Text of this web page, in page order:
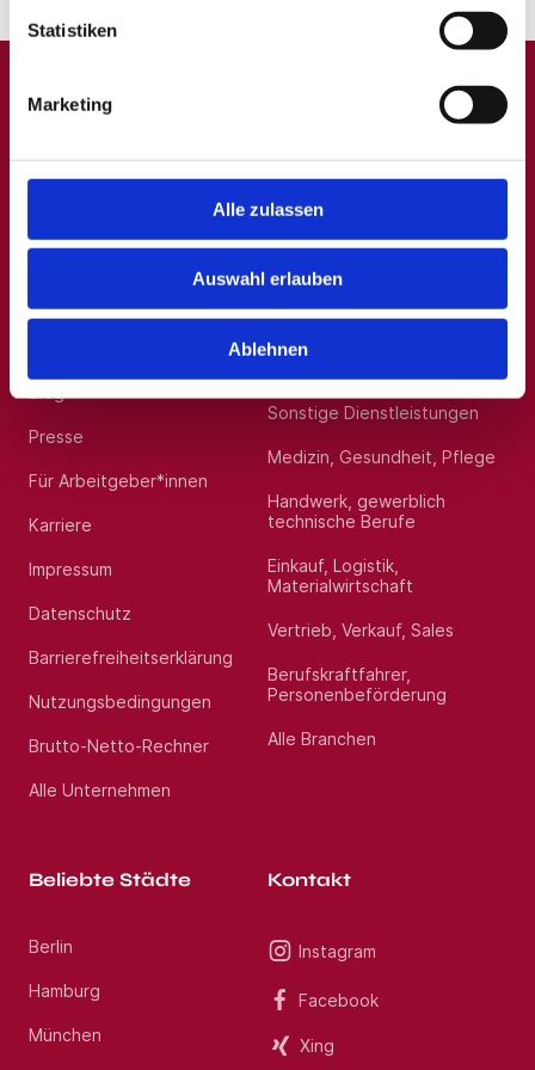
Statistiken
Marketing
Alle zulassen
Auswahl erlauben
Ablehnen
P Q
R S T U V W X Y Z 0-9
Presse
Für Arbeitgeber*innen
Karriere
Impressum
Datenschutz
Barrierefreiheitserklärung
Nutzungsbedingungen
Brutto-Netto-Rechner
Alle Unternehmen
Beliebte Kategorien
Hilfskräfte, Aushilfs- und
Sonstige Dienstleistungen
Medizin, Gesundheit, Pflege
Handwerk, gewerblich
technische Berufe
Einkauf, Logistik,
Materialwirtschaft
Vertrieb, Verkauf, Sales
Berufskraftfahrer,
Personenbeförderung
Alle Branchen
Beliebte Städte
Berlin
Hamburg
München
Kontakt
Instagram
Facebook
Xing